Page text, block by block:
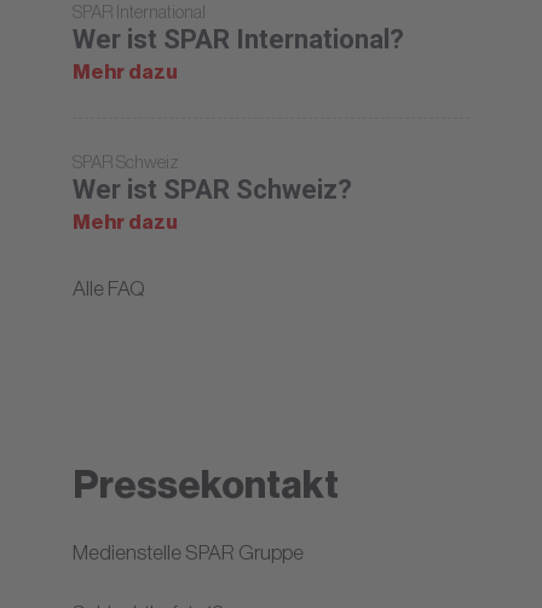
SPAR International
Wer ist SPAR International?
Mehr dazu
SPAR Schweiz
Wer ist SPAR Schweiz?
Mehr dazu
Alle FAQ
Pressekontakt
Medienstelle SPAR Gruppe